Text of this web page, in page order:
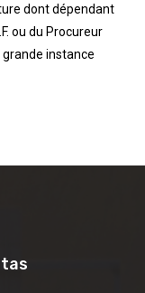
dont dépendant
ou du Procureur
instance